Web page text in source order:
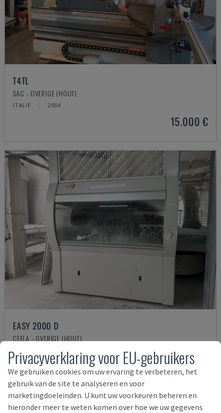
T4TL
SAC - OVERIGE (HOUT)
ITALIË 2004
15.000 €
EASY 2000 D
CEFLA - OVERIGE (HOUT)
POLEN 2009
57.000 €
Privacyverklaring voor EU-gebruikers
We gebruiken cookies om uw ervaring te verbeteren, het
gebruik van de site te analyseren en voor
marketingdoeleinden. U kunt uw voorkeuren beheren en
hieronder meer te weten komen over hoe we uw gegevens